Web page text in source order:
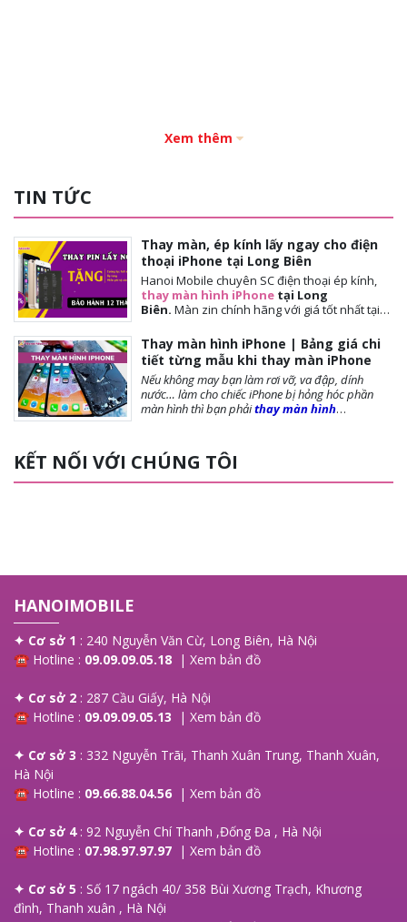
Xem thêm
TIN TỨC
Thay màn, ép kính lấy ngay cho điện
thoại iPhone tại Long Biên
Hanoi Mobile chuyên SC điện thoại ép kính,
thay màn hình iPhone tại Long
Biên. Màn zin chính hãng với giá tốt nhất tại
15 phút. Chế độ bảo hành tốt nhất tới khách
hàng. Tặng cường lực full màn, tặng ốp lưng,
miễn phí vệ sinh máy.
Thay màn hình iPhone | Bảng giá chi
tiết từng mẫu khi thay màn iPhone
Nếu không may bạn làm rơi vỡ, va đập, dính
nước… làm cho chiếc iPhone bị hỏng hóc phần
màn hình thì bạn phảithay màn hình
đây,Hanoi Mobile
lưu ý trước khi thay màn, các loại màn phổ biến và
giá thay màn hình là bao nhiêu?, mời bạn tham
KẾT NỐI VỚI CHÚNG TÔI
HANOIMOBILE
✦ Cơ sở 1 : 240 Nguyễn Văn Cừ, Long Biên, Hà Nội
☎ Hotline : 09.09.09.05.18 | Xem bản đồ
✦ Cơ sở 2 : 287 Cầu Giấy, Hà Nội
☎ Hotline : 09.09.09.05.13 | Xem bản đồ
✦ Cơ sở 3 : 332 Nguyễn Trãi, Thanh Xuân Trung, Thanh Xuân,
Hà Nội
☎ Hotline : 09.66.88.04.56 | Xem bản đồ
✦ Cơ sở 4: 92 Nguyễn Chí Thanh ,Đống Đa , Hà Nội
☎ Hotline : 07.98.97.97.97 | Xem bản đồ
✦ Cơ sở 5 : Số 17 ngách 40/ 358 Bùi Xương Trạch, Khương
đình, Thanh xuân , Hà Nội